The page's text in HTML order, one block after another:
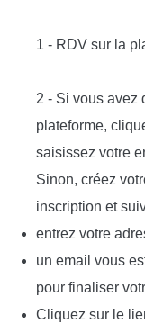
1 - RDV sur la
2 - Si vous avez
plateforme,
saisissez votre
Sinon, créez
inscription et
entrez votre
un email vous
pour finaliser
Cliquez sur le